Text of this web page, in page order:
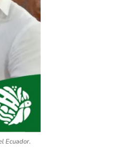
Ecuador.